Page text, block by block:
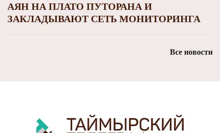
АЯН НА ПЛАТО ПУТОРАНА И
ЗАКЛАДЫВАЮТ СЕТЬ МОНИТОРИНГА
Все новости